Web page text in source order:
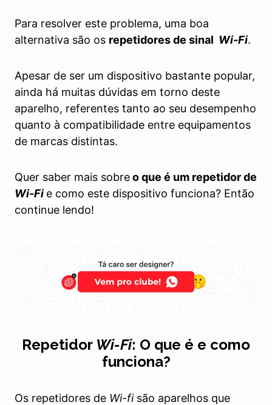
Para resolver este problema, uma boa
alternativa são os repetidores de sinal Wi-Fi.
Apesar de ser um dispositivo bastante popular,
ainda há muitas dúvidas em torno deste
aparelho, referentes tanto ao seu desempenho
quanto à compatibilidade entre equipamentos
de marcas distintas.
Quer saber mais sobreo que é um repetidor de
Wi-Fi e como este dispositivo funciona? Então
continue lendo!
Repetidor Wi-Fi: O que é e como
funciona?
Os repetidores de Wi-fisão aparelhos que